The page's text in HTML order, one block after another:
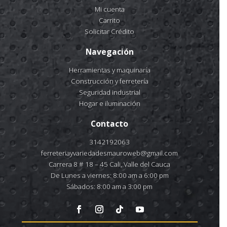
Mi cuenta
Carrito
Solicitar Crédito
Navegación
Herramientas y maquinaría
Construcción y ferretería
Seguridad industrial
Hogar e iluminación
Contacto
3142192063
ferreteriayvariedadesmauroweb@gmail.com
Carrera 8 # 18 – 45 Cali, Valle del Cauca
De Lunes a viernes: 8:00 am a 6:00 pm
Sábados: 8:00 am a 3:00 pm